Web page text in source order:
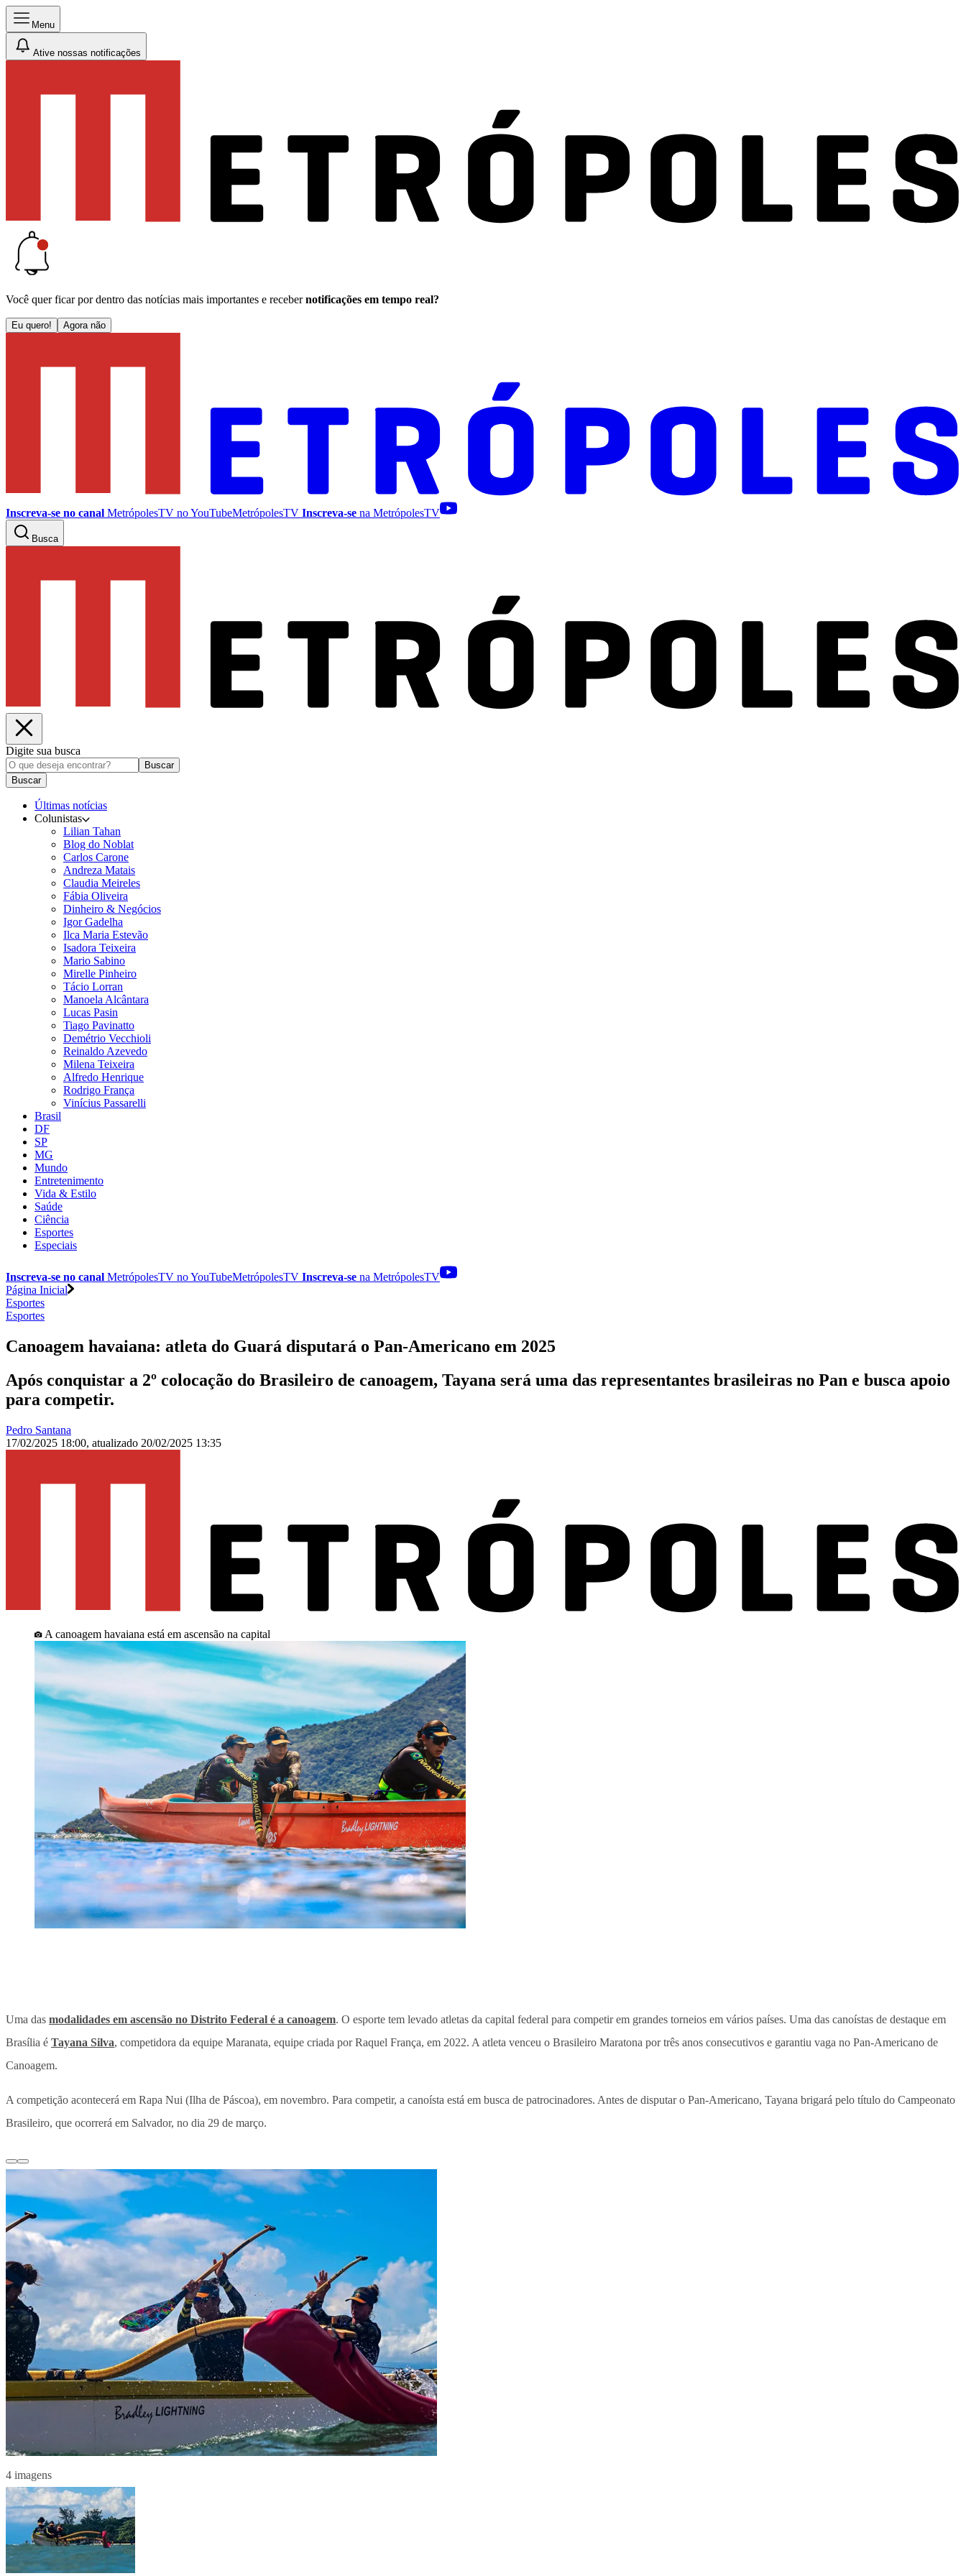
Menu
Ative nossas notificações
Você quer ficar por dentro das notícias mais importantes e receber notificações em tempo real?
Eu quero! Agora não
Inscreva-se no canal MetrópolesTV noYouTubeMetrópolesTV Inscreva-se na MetrópolesTV
Busca
Digite sua busca
Buscar
Buscar
Últimas notícias
Colunistas
Lilian Tahan
Blog do Noblat
Carlos Carone
Andreza Matais
Claudia Meireles
Fábia Oliveira
Dinheiro & Negócios
Igor Gadelha
Ilca Maria Estevão
Isadora Teixeira
Mario Sabino
Mirelle Pinheiro
Tácio Lorran
Manoela Alcântara
Lucas Pasin
Tiago Pavinatto
Demétrio Vecchioli
Reinaldo Azevedo
Milena Teixeira
Alfredo Henrique
Rodrigo França
Vinícius Passarelli
Brasil
DF
SP
MG
Mundo
Entretenimento
Vida & Estilo
Saúde
Ciência
Esportes
Especiais
Inscreva-se no canal MetrópolesTV noYouTubeMetrópolesTV Inscreva-se na MetrópolesTV
Página Inicial
Esportes
Esportes
Canoagem havaiana: atleta do Guará disputará o Pan-Americano em 2025
Após conquistar a 2º colocação do Brasileiro de canoagem, Tayana será uma das representantes brasileiras no Pan e busca apoio
para competir.
Pedro Santana
17/02/2025 18:00, atualizado 20/02/2025 13:35
A canoagem havaiana está em ascensão na capital
Uma das modalidades em ascensão no Distrito Federal é a canoagem. O esporte tem levado atletas da capital federal para competir em grandes torneios em vários países. Uma das canoístas de destaque em
Brasília é Tayana Silva, competidora da equipe Maranata, equipe criada por Raquel França, em 2022. A atleta venceu o Brasileiro Maratona por três anos consecutivos e garantiu vaga no Pan-Americano de
Canoagem.
A competição acontecerá em Rapa Nui (Ilha de Páscoa), em novembro. Para competir, a canoísta está em busca de patrocinadores. Antes de disputar o Pan-Americano, Tayana brigará pelo título do Campeonato
Brasileiro, que ocorrerá em Salvador, no dia 29 de março.
4 imagens